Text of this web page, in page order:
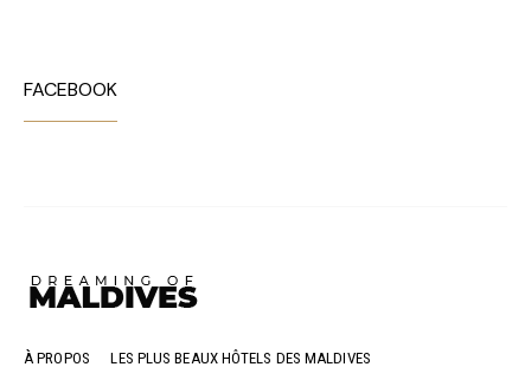
FACEBOOK
À PROPOS LES PLUS BEAUX HÔTELS DES MALDIVES